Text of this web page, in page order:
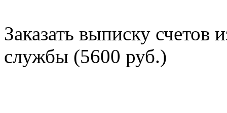
Заказать выписку счетов
службы (5600 руб.)